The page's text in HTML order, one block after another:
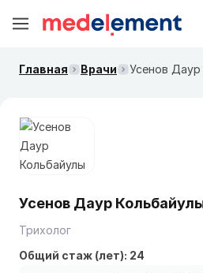
Главная Врачи Усенов Даур
Усенов Даур
Трихолог
Общий стаж (лет): 24